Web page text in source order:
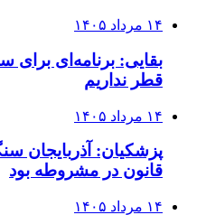
۱۴ مرداد ۱۴۰۵
بقایی: برنامه‌ای برای
قطر نداریم
۱۴ مرداد ۱۴۰۵
پزشکیان: آذربایجان
قانون در مشروطه بود
۱۴ مرداد ۱۴۰۵